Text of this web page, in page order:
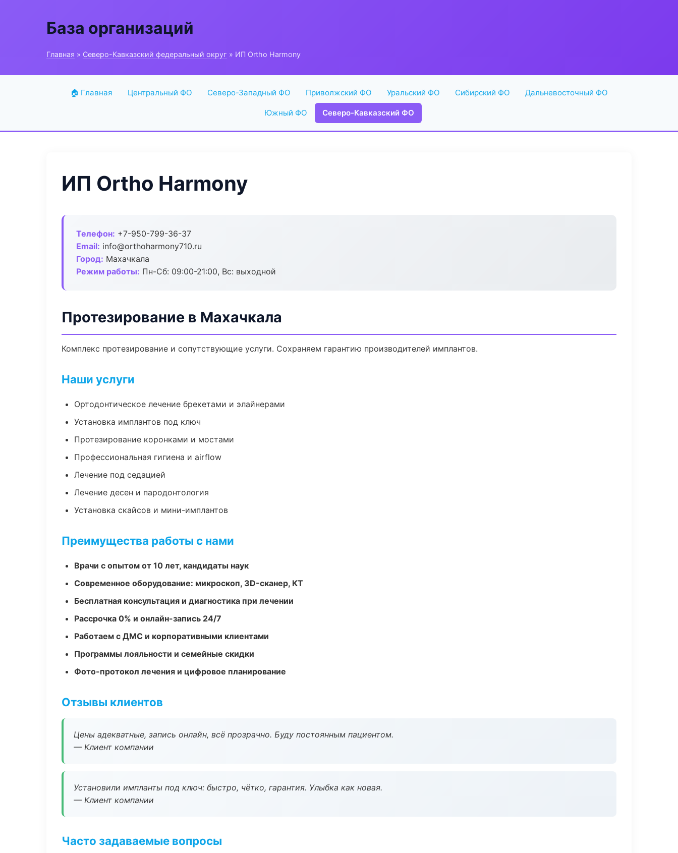
База организаций
Главная » Северо-Кавказский федеральный округ » ИП Ortho Harmony
🏠 Главная Центральный ФО Северо-Западный ФО Приволжский ФО Уральский ФО Сибирский ФО Дальневосточный ФО
Южный ФО Северо-Кавказский ФО
ИП Ortho Harmony
Телефон: +7-950-799-36-37
Email: info@orthoharmony710.ru
Город: Махачкала
Режим работы: Пн-Сб: 09:00-21:00, Вс: выходной
Протезирование в Махачкала
Комплекс протезирование и сопутствующие услуги. Сохраняем гарантию производителей имплантов.
Наши услуги
Ортодонтическое лечение брекетами и элайнерами
Установка имплантов под ключ
Протезирование коронками и мостами
Профессиональная гигиена и airflow
Лечение под седацией
Лечение десен и пародонтология
Установка скайсов и мини-имплантов
Преимущества работы с нами
Врачи с опытом от 10 лет, кандидаты наук
Современное оборудование: микроскоп, 3D-сканер, КТ
Бесплатная консультация и диагностика при лечении
Рассрочка 0% и онлайн-запись 24/7
Работаем с ДМС и корпоративными клиентами
Программы лояльности и семейные скидки
Фото-протокол лечения и цифровое планирование
Отзывы клиентов
Цены адекватные, запись онлайн, всё прозрачно. Буду постоянным пациентом.
— Клиент компании
Установили импланты под ключ: быстро, чётко, гарантия. Улыбка как новая.
— Клиент компании
Часто задаваемые вопросы